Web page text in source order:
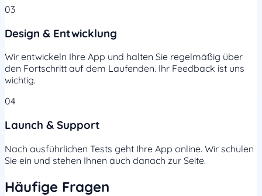
03
Design & Entwicklung
Wir entwickeln Ihre App und halten Sie regelmäßig über
den Fortschritt auf dem Laufenden. Ihr Feedback ist uns
wichtig.
04
Launch & Support
Nach ausführlichen Tests geht Ihre App online. Wir schulen
Sie ein und stehen Ihnen auch danach zur Seite.
Häufige Fragen